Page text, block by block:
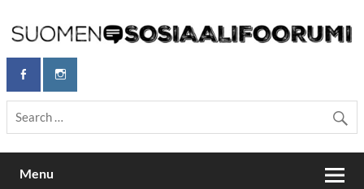
content
Maailmanparannuspäivät / Suomen
Sosiaalifoorumi
Maailmanparannuspäivät Lapinlahden Lähteellä, Helsingissä
26.–27.9.2026
Menu